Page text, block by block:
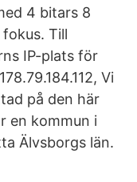
4 bitars 8
Till
IP-plats för
Vi
på den här
en kommun i
Älvsborgs län.